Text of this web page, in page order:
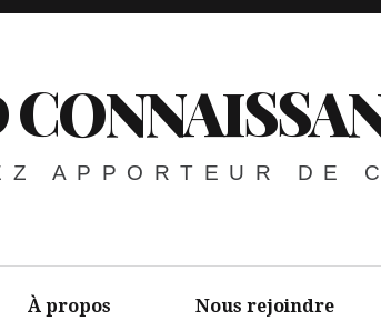
APPORTEUR DE
À propos Nous rejoindre